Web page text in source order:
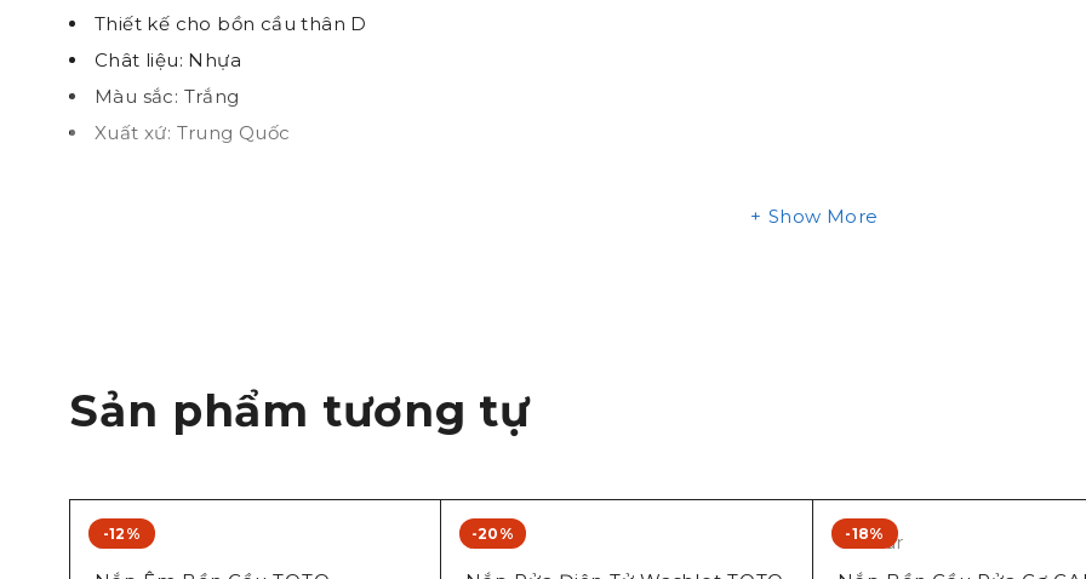
Thiết kế cho bồn cầu thân D
Chât liệu: Nhựa
Màu sắc: Trắng
Xuất xứ: Trung Quốc
Show More
Sản phẩm tương tự
-12%
Toto
-20%
Toto
-18%
Caesar